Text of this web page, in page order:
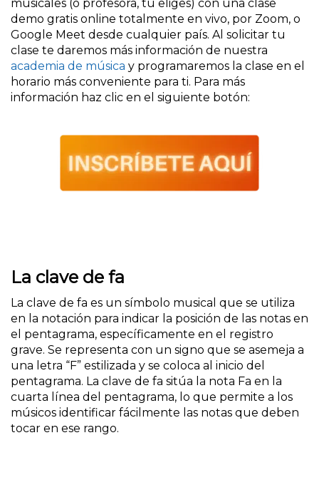
musicales (o profesora, tu eliges) con una clase
demo gratis online totalmente en vivo, por Zoom, o
Google Meet desde cualquier país. Al solicitar tu
clase te daremos más información de nuestra
academia de música y programaremos la clase en el
horario más conveniente para ti. Para más
información haz clic en el siguiente botón:
La clave de fa
La clave de fa es un símbolo musical que se utiliza
en la notación para indicar la posición de las notas en
el pentagrama, específicamente en el registro
grave. Se representa con un signo que se asemeja a
una letra “F” estilizada y se coloca al inicio del
pentagrama. La clave de fa sitúa la nota Fa en la
cuarta línea del pentagrama, lo que permite a los
músicos identificar fácilmente las notas que deben
tocar en ese rango.